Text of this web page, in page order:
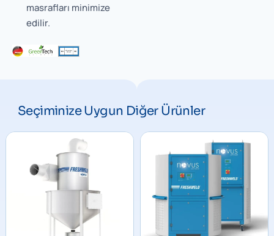
masrafları minimize
edilir.
Seçiminize Uygun Diğer Ürünler